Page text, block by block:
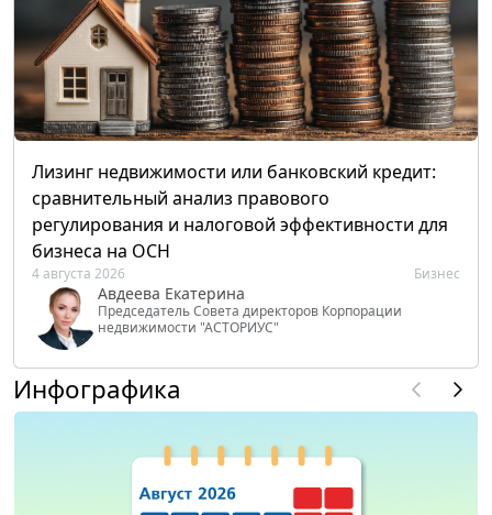
Лизинг недвижимости или банковский кредит:
сравнительный анализ правового
регулирования и налоговой эффективности для
бизнеса на ОСН
4 августа 2026 Бизнес
Авдеева Екатерина
Председатель Совета директоров Корпорации
недвижимости "АСТОРИУС"
Инфографика